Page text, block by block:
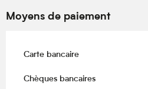
Moyens de paiement
Carte bancaire
Chèques bancaires